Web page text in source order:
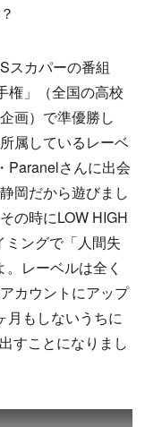
スカパーの番組
権」（全国の高校
画）で準優勝し
属しているレーベ
Paranelさんに出会
岡だから遊びまし
の時にLOW HIGH
ングで「人間失
レーベルは全く
カウントにアップ
月もしないうちに
すことになりまし